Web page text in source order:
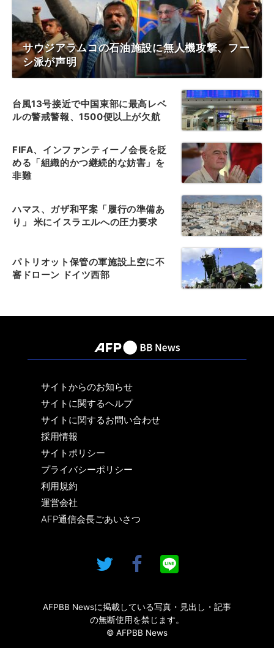
サウジアラムコの石油施設に無人機攻撃、フー
シ派が声明
台風13号接近で中国東部に最高レベ
ルの警戒警報、1500便以上が欠航
FIFA、インファンティーノ会長を貶
める「組織的かつ継続的な妨害」を
非難
ハマス、ガザ和平案「履行の準備あ
り」 米にイスラエルへの圧力要求
パトリオット保管の軍施設上空に不
審ドローン ドイツ西部
サイトからのお知らせ
サイトに関するヘルプ
サイトに関するお問い合わせ
採用情報
サイトポリシー
プライバシーポリシー
利用規約
運営会社
AFP通信会長ごあいさつ
AFPBB Newsに掲載している写真・見出し・記事
の無断使用を禁じます。
© AFPBB News